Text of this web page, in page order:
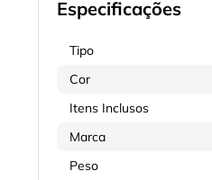
Especificações
Tipo
Cor
Itens Inclusos
Marca
Peso